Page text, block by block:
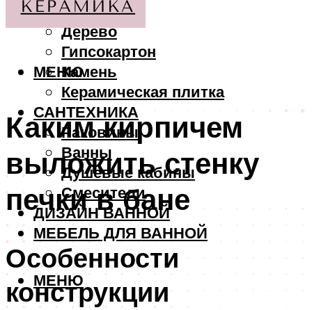
МАТЕРИАЛЫ
Дерево
Гипсокартон
Камень
Керамическая плитка
САНТЕХНИКА
Раковины
Ванны
Душевые кабины
Смесители
ДИЗАЙН ВАННОЙ
МЕБЕЛЬ ДЛЯ ВАННОЙ
МЕНЮ
МЕНЮ
Каким кирпичем
выложить стенку
печки в бане
Особенности
конструкции